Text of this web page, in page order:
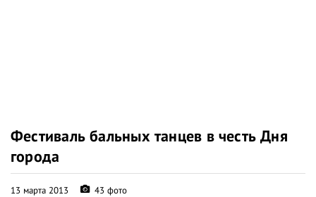
Фестиваль бальных танцев в честь Дня
города
13 марта 2013 43 фото